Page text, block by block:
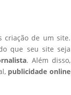
criação de um site.
que seu site seja
. Além disso,
publicidade online